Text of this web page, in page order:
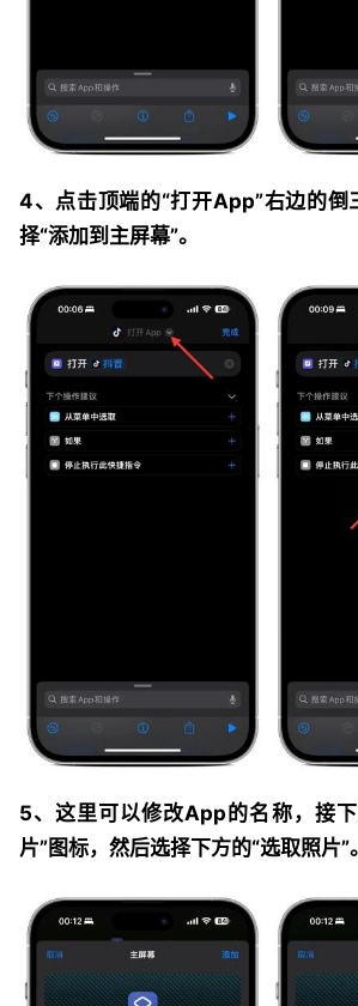
4、点击顶端的“打开App”右边的倒
择“添加到主屏幕”。
5、这里可以修改App的名称，接
片”图标，然后选择下方的“选取照片”。